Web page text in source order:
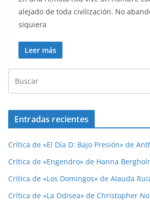
alejado de toda civilización. No
siquiera
Leer más
Entradas recientes
Crítica de «El Día D: Bajo Presión» de
Crítica de «Engendro» de Hanna
Crítica de «Los Domingos» de Alauda
Crítica de «La Odisea» de Christopher